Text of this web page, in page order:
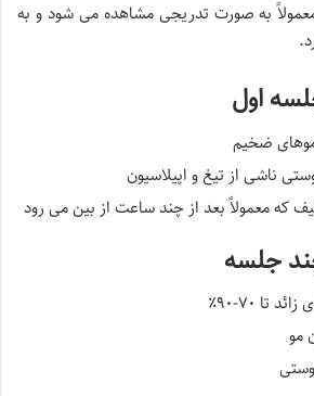
به صورت تدریجی مشاهده می شود و به
اول
ضخیم
ناشی از تیغ و اپیلاسیون
که معمولاً بعد از چند ساعت از بین می رود
جلسه
۷۰-۹۰٪
مو